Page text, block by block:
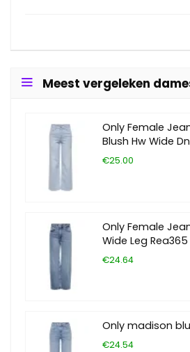
Meest vergeleken
Only Female
Blush Hw Wide
€25.00
Only Female
Wide Leg
€24.64
Only madison
€24.54